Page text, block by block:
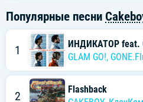
Популярные песни
1
ИНДИКАТОР feat.
GLAM GO!,
2
Flashback